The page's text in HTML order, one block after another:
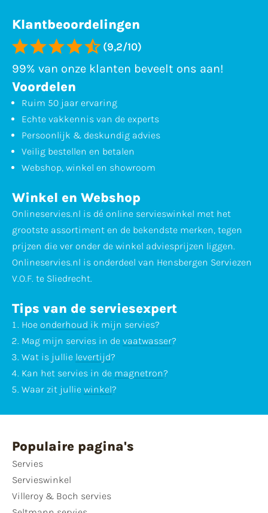
Klantbeoordelingen
(9,2/10)
99% van onze klanten beveelt ons aan!
Voordelen
Ruim 50 jaar ervaring
Echte vakkennis van de experts
Persoonlijk & deskundig advies
Veilig bestellen en betalen
Webshop, winkel en showroom
Winkel en Webshop
Onlineservies.nl is dé online servieswinkel met het
grootste assortiment en de bekendste merken, tegen
prijzen die ver onder de winkel adviesprijzen liggen.
Onlineservies.nl is onderdeel van Hensbergen Serviezen
V.O.F. te Sliedrecht.
Tips van de serviesexpert
Hoe onderhoud ik mijn servies?
Mag mijn servies in de vaatwasser?
Wat is jullie levertijd?
Kan het servies in de magnetron?
Waar zit jullie winkel?
Populaire pagina's
Servies
Servieswinkel
Villeroy & Boch servies